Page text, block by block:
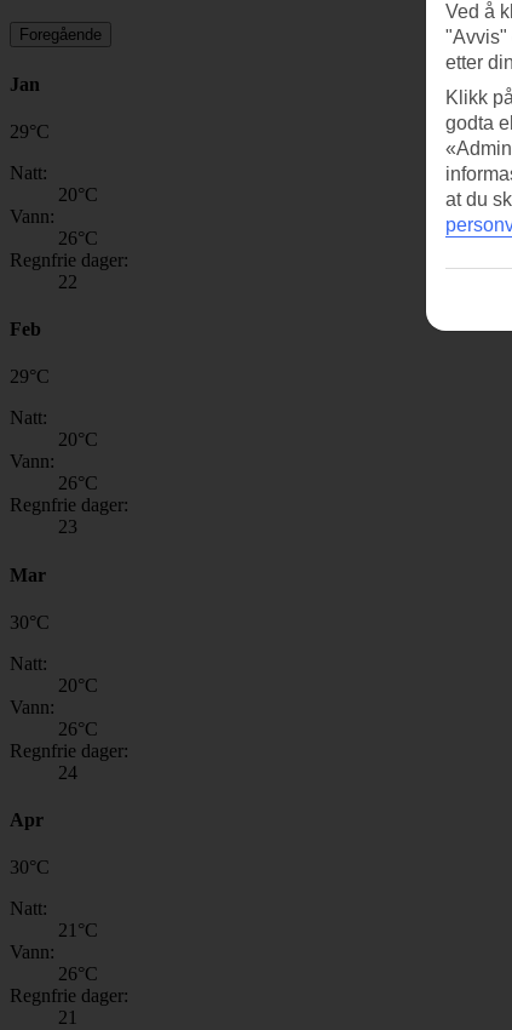
Foregående
Jan
29°C
Natt:
20°C
Vann:
26°C
Regnfrie dager:
22
Feb
29°C
Natt:
20°C
Vann:
26°C
Regnfrie dager:
23
Mar
30°C
Natt:
20°C
Vann:
26°C
Regnfrie dager:
24
Apr
30°C
Natt:
21°C
Vann:
26°C
Regnfrie dager:
21
Ved å
"Avvis"
etter
Klikk
godta
at du